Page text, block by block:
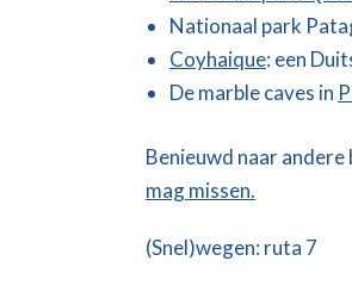
Nationaal park
Coyhaique: een
De marble caves in
Benieuwd naar
mag missen.
(Snel)wegen: ruta 7